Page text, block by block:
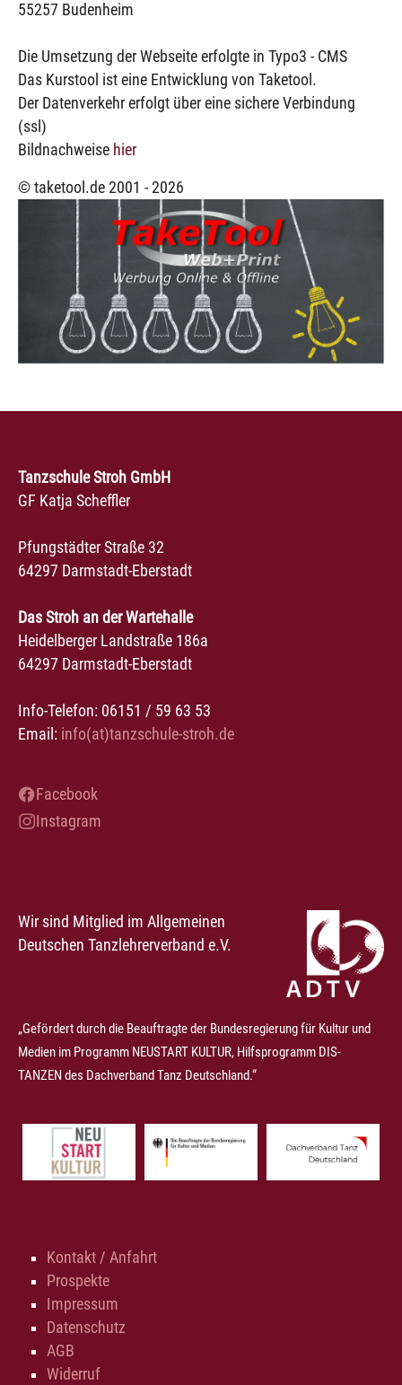
55257 Budenheim
Die Umsetzung der Webseite erfolgte in Typo3 - CMS
Das Kurstool ist eine Entwicklung von Taketool.
Der Datenverkehr erfolgt über eine sichere Verbindung
(ssl)
Bildnachweise hier
© taketool.de 2001 - 2026
Tanzschule Stroh GmbH
GF Katja Scheffler
Pfungstädter Straße 32
64297 Darmstadt-Eberstadt
Das Stroh an der Wartehalle
Heidelberger Landstraße 186a
64297 Darmstadt-Eberstadt
Info-Telefon: 06151 / 59 63 53
Email: info(at)tanzschule-stroh.de
Facebook
Instagram
Wir sind Mitglied im Allgemeinen
Deutschen Tanzlehrerverband e.V.
„Gefördert durch die Beauftragte der Bundesregierung für Kultur und
Medien im Programm NEUSTART KULTUR, Hilfsprogramm DIS-
TANZEN des Dachverband Tanz Deutschland.“
Kontakt / Anfahrt
Prospekte
Impressum
Datenschutz
AGB
Widerruf